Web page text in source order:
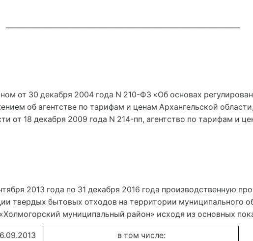
от 30 декабря 2004 года N 210-ФЗ «Об основах
об агентстве по тарифам и ценам Архангельской
от 18 декабря 2009 года N 214-пп, агентство по тарифам и
2013 года по 31 декабря 2016 года производственную
твердых бытовых отходов на территории муниципального
муниципальный район» исходя из основных
в том числе: